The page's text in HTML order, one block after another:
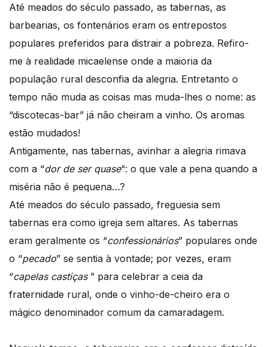
Até meados do século passado, as tabernas, as
barbearias, os fontenários eram os entrepostos
populares preferidos para distrair a pobreza. Refiro-
me à realidade micaelense onde a maioria da
população rural desconfia da alegria. Entretanto o
tempo não muda as coisas mas muda-lhes o nome: as
“discotecas-bar” já não cheiram a vinho. Os aromas
estão mudados!
Antigamente, nas tabernas, avinhar a alegria rimava
com a “dor de ser quase“: o que vale a pena quando a
miséria não é pequena…?
Até meados do século passado, freguesia sem
tabernas era como igreja sem altares. As tabernas
eram geralmente os “confessionários” populares onde
o “pecado” se sentia à vontade; por vezes, eram
“capelas castiças” para celebrar a ceia da
fraternidade rural, onde o vinho-de-cheiro era o
mágico denominador comum da camaradagem.